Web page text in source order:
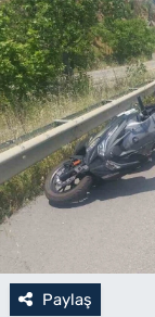
Paylaş
İletişim